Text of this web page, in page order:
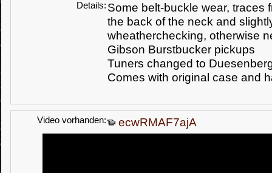
Details: Some belt-buckle wear, traces
the back of the neck and
wheatherchecking, otherwise
Gibson Burstbucker pickups
Tuners changed to
Comes with original case and
Video vorhanden: ecwRMAF7ajA